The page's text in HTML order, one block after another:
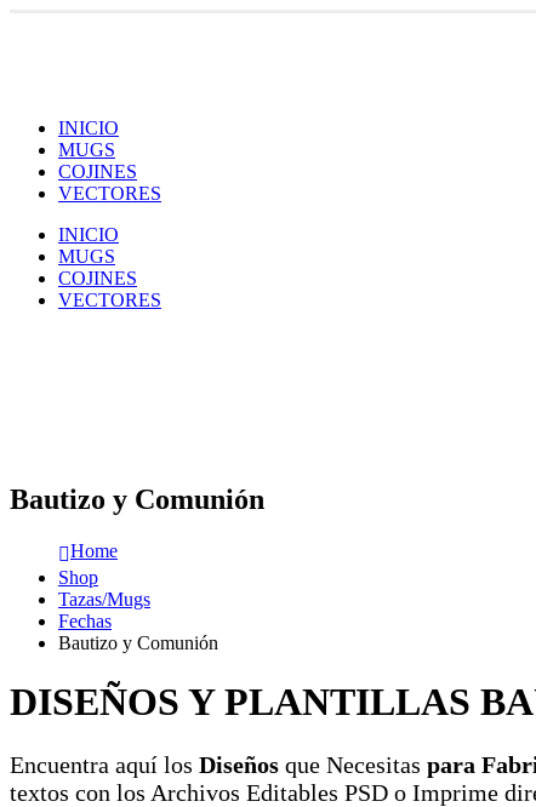
INICIO
MUGS
COJINES
VECTORES
INICIO
MUGS
COJINES
VECTORES
Bautizo y Comunión
Home
Shop
Tazas/Mugs
Fechas
Bautizo y Comunión
DISEÑOS Y PLANTILLAS
Encuentra aquí los Diseños que Necesitas para
textos con los Archivos Editables PSD o Imprime